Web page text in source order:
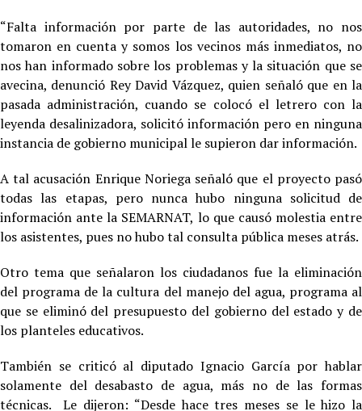
“Falta información por parte de las autoridades, no nos
tomaron en cuenta y somos los vecinos más inmediatos, no
nos han informado sobre los problemas y la situación que se
avecina, denunció Rey David Vázquez, quien señaló que en la
pasada administración, cuando se colocó el letrero con la
leyenda desalinizadora, solicitó información pero en ninguna
instancia de gobierno municipal le supieron dar información.
A tal acusación Enrique Noriega señaló que el proyecto pasó
todas las etapas, pero nunca hubo ninguna solicitud de
información ante la SEMARNAT, lo que causó molestia entre
los asistentes, pues no hubo tal consulta pública meses atrás.
Otro tema que señalaron los ciudadanos fue la eliminación
del programa de la cultura del manejo del agua, programa al
que se eliminó del presupuesto del gobierno del estado y de
los planteles educativos.
También se criticó al diputado Ignacio García por hablar
solamente del desabasto de agua, más no de las formas
técnicas. Le dijeron: “Desde hace tres meses se le hizo la